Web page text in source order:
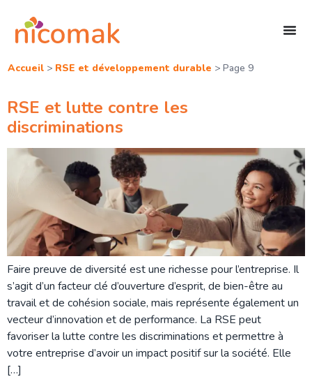
Accueil> RSE et développement durable > Page 9
RSE et lutte contre les
discriminations
Faire preuve de diversité est une richesse pour l’entreprise. Il
s’agit d’un facteur clé d’ouverture d’esprit, de bien-être au
travail et de cohésion sociale, mais représente également un
vecteur d’innovation et de performance. La RSE peut
favoriser la lutte contre les discriminations et permettre à
votre entreprise d’avoir un impact positif sur la société. Elle
[…]